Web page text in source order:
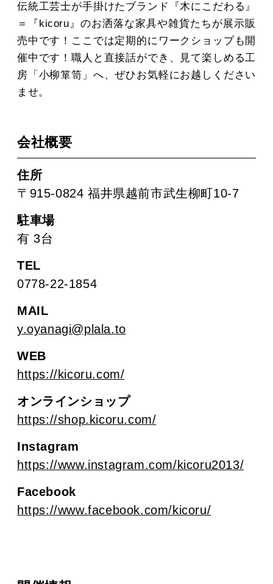
伝統工芸士が手掛けたブランド『木にこだわる』
＝『kicoru』のお洒落な家具や雑貨たちが展示販
売中です！ここでは定期的にワークショップも開
催中です！職人と直接話ができ、見て楽しめる工
房「小柳箪笥」へ、ぜひお気軽にお越しください
ませ。
会社概要
住所
〒915-0824 福井県越前市武生柳町10-7
駐車場
有 3台
TEL
0778-22-1854
MAIL
y.oyanagi@plala.to
WEB
https://kicoru.com/
オンラインショップ
https://shop.kicoru.com/
Instagram
https://www.instagram.com/kicoru2013/
Facebook
https://www.facebook.com/kicoru/